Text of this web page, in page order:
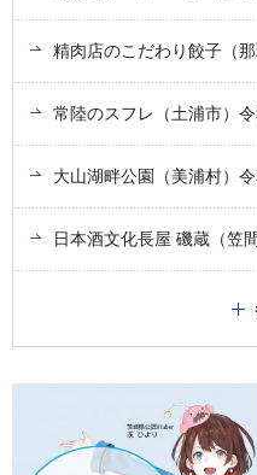
精肉店のこだわり餃子（
常陸のスフレ（土浦市）
大山湖畔公園（美浦村）
日本酒文化長屋 磯蔵（笠